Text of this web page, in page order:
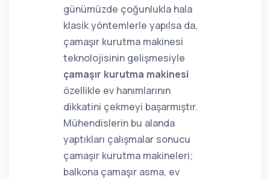
günümüzde çoğunlukla hala
klasik yöntemlerle yapılsa da,
çamaşır kurutma makinesi
teknolojisinin gelişmesiyle
çamaşır kurutma makinesi
özellikle ev hanımlarının
dikkatini çekmeyi başarmıştır.
Mühendislerin bu alanda
yaptıkları çalışmalar sonucu
çamaşır kurutma makineleri;
balkona çamaşır asma, ev